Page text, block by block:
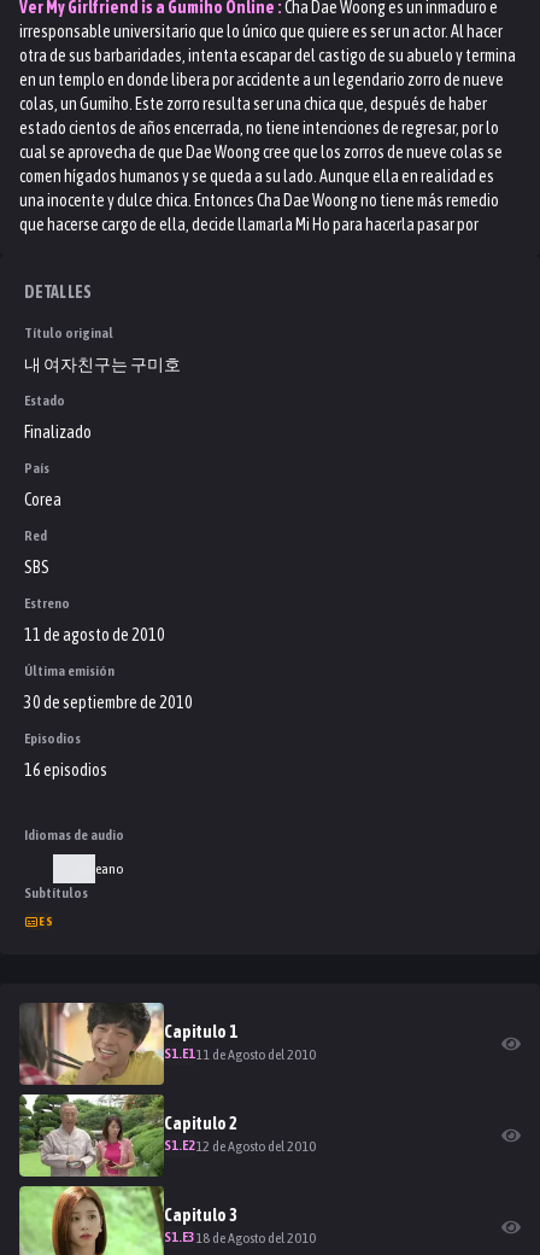
VerMy Girlfriend is a Gumiho Online :Cha Dae Woong es un inmaduro e
irresponsable universitario que lo único que quiere es ser un actor. Al hacer
otra de sus barbaridades, intenta escapar del castigo de su abuelo y termina
en un templo en donde libera por accidente a un legendario zorro de nueve
colas, un Gumiho. Este zorro resulta ser una chica que, después de haber
estado cientos de años encerrada, no tiene intenciones de regresar, por lo
cual se aprovecha de que Dae Woong cree que los zorros de nueve colas se
comen hígados humanos y se queda a su lado. Aunque ella en realidad es
una inocente y dulce chica. Entonces Cha Dae Woong no tiene más remedio
que hacerse cargo de ella, decide llamarla Mi Ho para hacerla pasar por
deseo de convertirse en una humana, a la vez que se va enamorando de Dae
Joo, un supuesto veterinario que en realidad es un ser sobrenatural (un
fantasma). En un inicio quiere acabar con ella pero, cuando conoce su deseo
de ser humana, le da una solución: darle su "perla" a Dae Woong y que éste lo
hasta convertirse en humana. Pero Dong Joo esconde el hecho de que Dae
Woong tendrá que morir para que ella pueda ser humana...
DETALLES
Título original
내 여자친구는 구미호
Estado
Finalizado
País
Corea
Red
SBS
Estreno
11 de agosto de 2010
Última emisión
30 de septiembre de 2010
Episodios
16 episodios
Idiomas de audio
Coreano
Subtítulos
ES
Capitulo 1
S1.E111 de Agosto del 2010
Capitulo2
S1.E212 de Agosto del 2010
Capitulo3
S1.E318 de Agosto del 2010